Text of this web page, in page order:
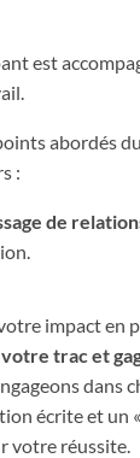
est
abordés
:
de
impact en
trac et
dans
écrite et un
votre réussite.